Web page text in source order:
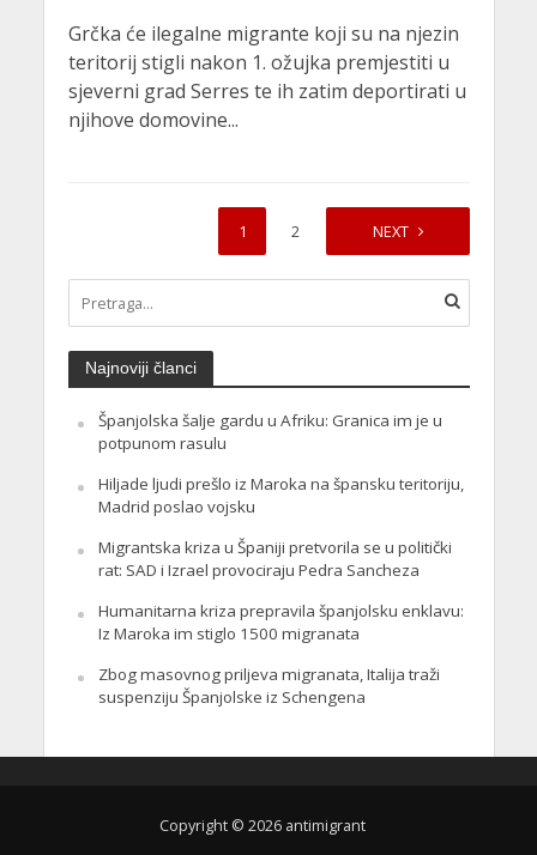
Grčka će ilegalne migrante koji su na njezin
teritorij stigli nakon 1. ožujka premjestiti u
sjeverni grad Serres te ih zatim deportirati u
njihove domovine...
1 2 NEXT
Najnoviji članci
Španjolska šalje gardu u Afriku: Granica im je u
potpunom rasulu
Hiljade ljudi prešlo iz Maroka na špansku teritoriju,
Madrid poslao vojsku
Migrantska kriza u Španiji pretvorila se u politički
rat: SAD i Izrael provociraju Pedra Sancheza
Humanitarna kriza prepravila španjolsku enklavu:
Iz Maroka im stiglo 1500 migranata
Zbog masovnog priljeva migranata, Italija traži
suspenziju Španjolske iz Schengena
Copyright © 2026 antimigrant